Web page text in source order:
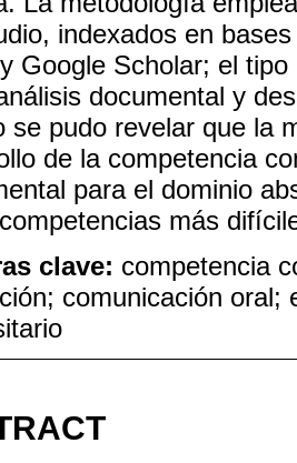
indexados en
Google Scholar; el
documental y
se pudo revelar que la
de la competencia
para el dominio
más
clave: competencia
comunicación oral;